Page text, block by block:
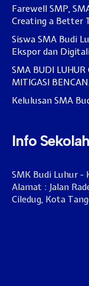
Farewell SMP,
Creating a Better
Siswa SMA Budi
Ekspor dan
SMA BUDI LUHUR
MITIGASI
Kelulusan SMA
Info Sekolah
SMK Budi Luhur -
Alamat : Jalan
Ciledug, Kota